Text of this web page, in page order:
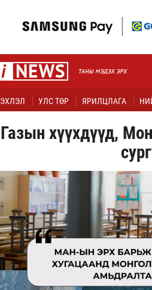
ЭХЛЭЛ УЛС ТӨР ЯРИЛЦЛАГА
Газын хүүхдүүд,